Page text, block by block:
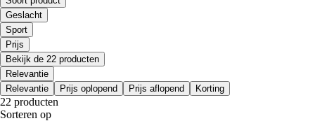
Geslacht
Sport
Prijs
Bekijk de 22 producten
Relevantie
Relevantie
Prijs oplopend Prijs aflopend Korting
22 producten
Sorteren op